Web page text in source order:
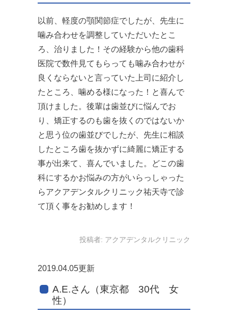
以前、軽度の顎関節症でしたが、先生に
噛み合わせを調整していただいたとこ
ろ、治りました！その経験から他の歯科
医院で数件見てもらっても噛み合わせが
良くならないと言っていた上司に紹介し
たところ、噛める様になった！と喜んで
頂けました。後輩は歯並びに悩んでお
り、矯正するのも歯を抜くのではないか
と思う位の歯並びでしたが、先生に相談
したところ歯を抜かずに綺麗に矯正する
事が出来て、喜んでいました。どこの歯
科にするかお悩みの方がいらっしゃった
らアクアデンタルクリニック祐天寺で診
て頂く事をお勧めします！
投稿者: アクアデンタルクリニック
2019.04.05更新
A.E.さん（東京都 30代 女
性）